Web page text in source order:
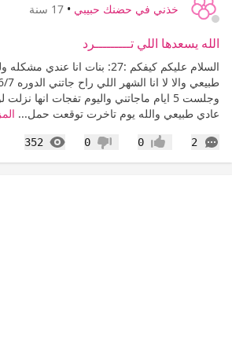
خذني في حضنك حبيبي • 17 سنة
الله يسعدها اللي تـــــــــرد
السلام عليكم كيفكم :27: بنات انا
وجلست 5 ايام ماجاتني واليوم تفجات انها
عادي طبيعي والله يوم تاخرت توقعت حمل...
2
التعليقات إعجاب0 عدم إعجاب
0
352
المشاهدات